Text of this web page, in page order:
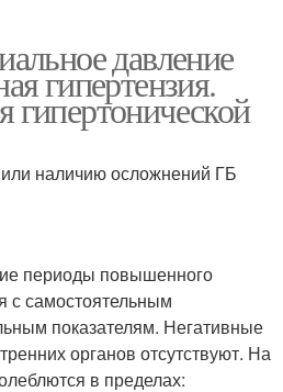
давление
гипертензия.
гипертонической
наличию осложнений ГБ
периоды повышенного
с самостоятельным
показателям. Негативные
органов отсутствуют. На
в пределах: